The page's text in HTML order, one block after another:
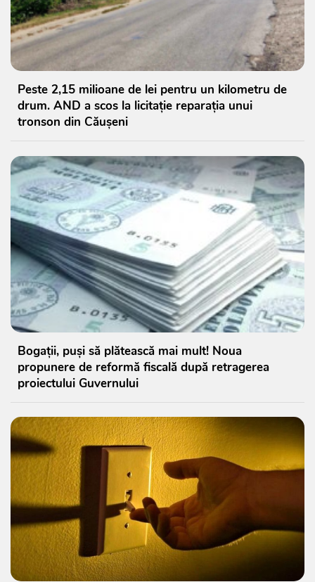
Peste 2,15 milioane de lei pentru un kilometru de
drum. AND a scos la licitație reparația unui
tronson din Căușeni
Bogații, puși să plătească mai mult! Noua
propunere de reformă fiscală după retragerea
proiectului Guvernului